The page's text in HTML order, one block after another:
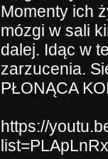
Momenty ich
mózgi w sali
dalej. Idąc w
zarzucenia.
PŁONĄCA
https://